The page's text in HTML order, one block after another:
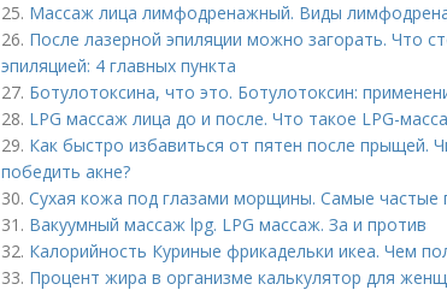
25. Массаж лица лимфодренажный. Виды
26. После лазерной эпиляции можно загорать. Что
эпиляцией: 4 главных пункта
27. Ботулотоксина, что это. Ботулотоксин:
28. LPG массаж лица до и после. Что такое LPG-
29. Как быстро избавиться от пятен после прыщей.
победить акне?
30. Сухая кожа под глазами морщины. Самые частые
31. Вакуумный массаж lpg. LPG массаж. За и против
32. Калорийность Куриные фрикадельки икеа. Чем
33. Процент жира в организме калькулятор для